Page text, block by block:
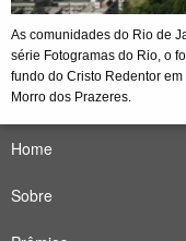
As comunidades do Rio de
série Fotogramas do Rio, o
fundo do Cristo Redentor
Morro dos Prazeres.
Home
Sobre